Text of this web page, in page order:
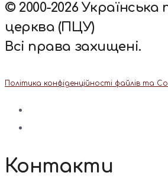
© 2000-2026
церква (ПЦУ)
Всі права захищені.
Політика конфіденційності файлів та
Контакти